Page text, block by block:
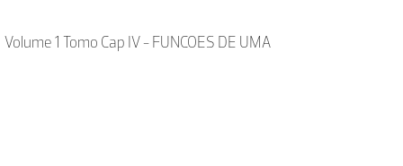
1 Tomo Cap IV - FUNCOES DE UMA